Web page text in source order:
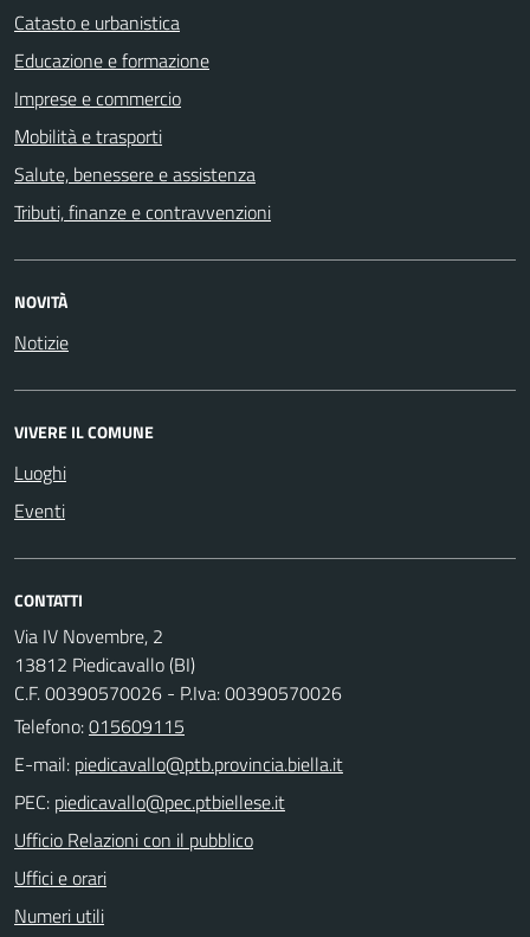
Catasto e urbanistica
Educazione e formazione
Imprese e commercio
Mobilità e trasporti
Salute, benessere e assistenza
Tributi, finanze e contravvenzioni
NOVITÀ
Notizie
VIVERE IL COMUNE
Luoghi
Eventi
CONTATTI
Via IV Novembre, 2
13812 Piedicavallo (BI)
C.F. 00390570026 - P.Iva: 00390570026
Telefono:015609115
E-mail:
PEC:
Ufficio Relazioni con il pubblico
Uffici e orari
Numeri utili